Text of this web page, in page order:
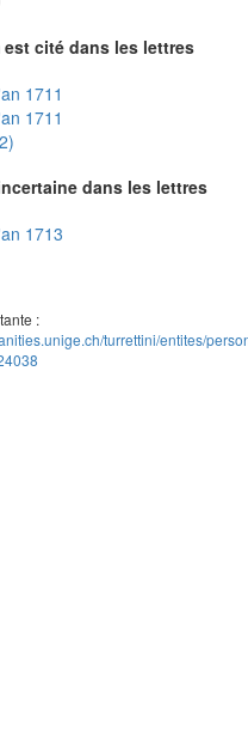
est cité dans les lettres
1711
1711
dans les lettres
1713
:
turrettini/entites/